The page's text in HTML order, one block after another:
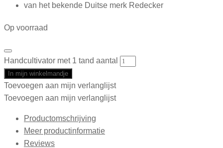
van het bekende Duitse merk Redecker
Op voorraad
Handcultivator met 1 tand aantal
In mijn winkelmandje
Toevoegen aan mijn verlanglijst
Toevoegen aan mijn verlanglijst
Productomschrijving
Meer productinformatie
Reviews